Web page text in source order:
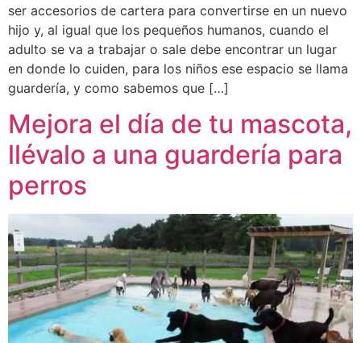
ser accesorios de cartera para convertirse en un nuevo
hijo y, al igual que los pequeños humanos, cuando el
adulto se va a trabajar o sale debe encontrar un lugar
en donde lo cuiden, para los niños ese espacio se llama
guardería, y como sabemos que […]
Mejora el día de tu mascota,
llévalo a una guardería para
perros